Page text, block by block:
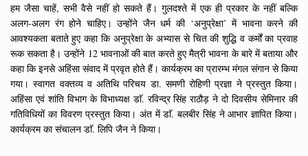
हम जैसा चाहें, सभी वैसे नहीं हो सकते हैं। गुलदश्ते में एक ही प्रकार के नहीं बल्कि
अलग-अलग रंग होने चाहिए। उन्होंने जैन धर्म की ‘अनुप्रेक्षा’ में भावना करने की
आवश्यकता बताते हुए कहा कि अनुप्रेक्षा के अभ्यास से चित की शुद्धि व कर्मों का प्रवाह
रूक सकता है। उन्होंने 12 भावनाओं की बात करते हुए मैत्री भावना के बारे में बताया और
कहा कि इनसे अहिंसा संवाद में प्रवृत होते हैं। कार्यक्रम का प्रारम्भ मंगल संगान से किया
गया। स्वागत वक्तव्य व अतिथि परिचय डा. समणी रोहिणी प्रज्ञा ने प्रस्तुत किया।
अहिंसा एवं शांति विभाग के विभाध्यक्ष डाॅ. रविन्द्र सिंह राठौड़ ने दो दिवसीय सेमिनार की
गतिविधियों का विवरण प्रस्तुत किया। अंत में डाॅ. बलबीर सिंह ने आभार ज्ञापित किया।
कार्यक्रम का संचालन डाॅ. लिपि जैन ने किया।